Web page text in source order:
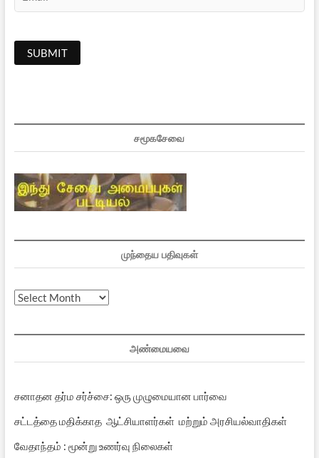
சமூகசேவை
முந்தைய பதிவுகள்
முந்தைய
அண்மையவை
சனாதன தர்ம சர்ச்சை: ஒரு முழுமையான பார்வை
சட்டத்தை மதிக்காத ஆட்சியாளர்கள் மற்றும் அரசியல்வாதிகள்
வேதாந்தம் : மூன்று உணர்வு நிலைகள்